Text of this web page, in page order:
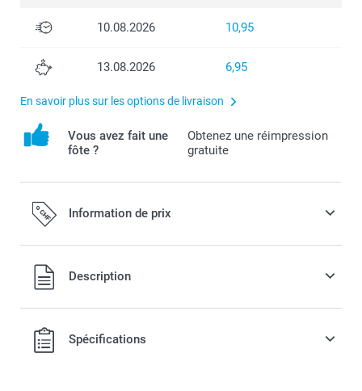
10.08.2026 10,95
13.08.2026 6,95
En savoir plus sur les options de livraison
Vous avez fait une
fôte ?
Obtenez une réimpression
gratuite
Information de prix
Tous les prix sont en francs suisses (CHF), TVA incluse et
hors frais de port.
Description
Spécifications